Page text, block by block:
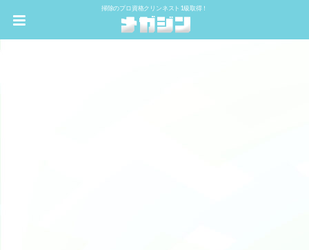
掃除のプロ資格クリンネスト1級取得！